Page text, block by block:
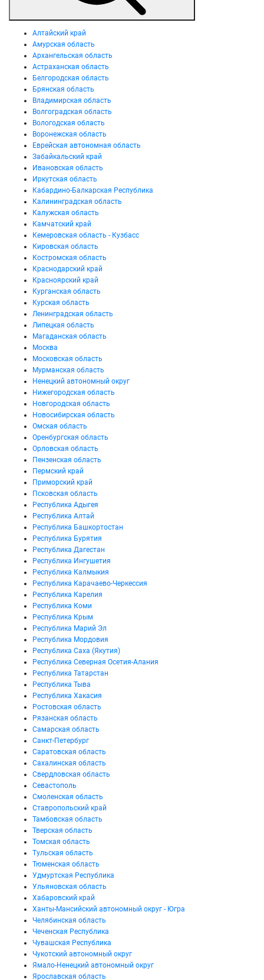
Алтайский край
Амурская область
Архангельская область
Астраханская область
Белгородская область
Брянская область
Владимирская область
Волгоградская область
Вологодская область
Воронежская область
Еврейская автономная область
Забайкальский край
Ивановская область
Иркутская область
Кабардино-Балкарская Республика
Калининградская область
Калужская область
Камчатский край
Кемеровская область - Кузбасс
Кировская область
Костромская область
Краснодарский край
Красноярский край
Курганская область
Курская область
Ленинградская область
Липецкая область
Магаданская область
Москва
Московская область
Мурманская область
Ненецкий автономный округ
Нижегородская область
Новгородская область
Новосибирская область
Омская область
Оренбургская область
Орловская область
Пензенская область
Пермский край
Приморский край
Псковская область
Республика Адыгея
Республика Алтай
Республика Башкортостан
Республика Бурятия
Республика Дагестан
Республика Ингушетия
Республика Калмыкия
Республика Карачаево-Черкессия
Республика Карелия
Республика Коми
Республика Крым
Республика Марий Эл
Республика Мордовия
Республика Саха (Якутия)
Республика Северная Осетия-Алания
Республика Татарстан
Республика Тыва
Республика Хакасия
Ростовская область
Рязанская область
Самарская область
Санкт-Петербург
Саратовская область
Сахалинская область
Свердловская область
Севастополь
Смоленская область
Ставропольский край
Тамбовская область
Тверская область
Томская область
Тульская область
Тюменская область
Удмуртская Республика
Ульяновская область
Хабаровский край
Ханты-Мансийский автономный округ - Югра
Челябинская область
Чеченская Республика
Чувашская Республика
Чукотский автономный округ
Ямало-Ненецкий автономный округ
Ярославская область